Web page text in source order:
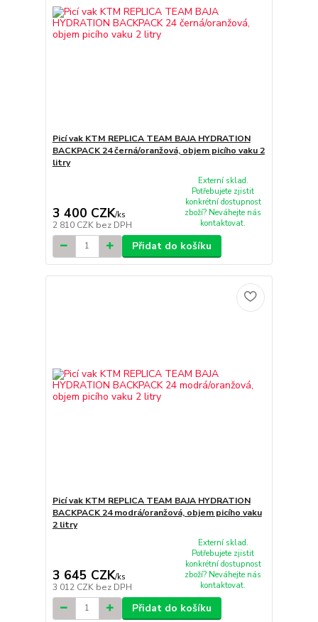
Picí vak KTM REPLICA TEAM BAJA HYDRATION
BACKPACK 24 černá/oranžová, objem picího vaku 2
litry
3 400 CZK/ks
2 810 CZK bez DPH
Externí sklad.
Potřebujete zjistit
konkrétní dostupnost
zboží? Neváhejte nás
kontaktovat.
Přidat do košíku
Picí vak KTM REPLICA TEAM BAJA HYDRATION
BACKPACK 24 modrá/oranžová, objem picího vaku
2 litry
3 645 CZK/ks
3 012 CZK bez DPH
Externí sklad.
Potřebujete zjistit
konkrétní dostupnost
zboží? Neváhejte nás
kontaktovat.
Přidat do košíku